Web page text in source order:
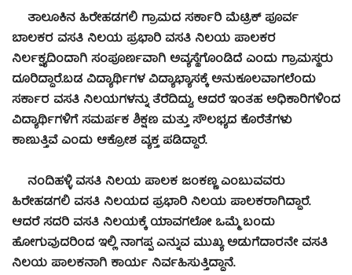
ತಾಲೂಕಿನ ಹಿರೇಹಡಗಲಿ ಗ್ರಾಮದ ಸರ್ಕಾರಿ ಮೆಟ್ರಿಕ್ ಪೂರ್ವ
ಬಾಲಕರ ವಸತಿ ನಿಲಯ ಪ್ರಭಾರಿ ವಸತಿ ನಿಲಯ ಪಾಲಕರ
ನಿರ್ಲಕ್ಷ್ಯದಿಂದಾಗಿ ಸಂಪೂರ್ಣವಾಗಿ ಅವ್ಯಸ್ಥೆಗೊಂಡಿದೆ ಎಂದು ಗ್ರಾಮಸ್ಥರು
ದೂರಿದ್ದಾರೆ.ಬಡ ವಿದ್ಯಾರ್ಥಿಗಳ ವಿದ್ಯಾಭ್ಯಾಸಕ್ಕೆ ಅನುಕೂಲವಾಗಲೆಂದು
ಸರ್ಕಾರ ವಸತಿ ನಿಲಯಗಳನ್ನು ತೆರೆದಿದ್ದು, ಆದರೆ ಇಂತಹ ಅಧಿಕಾರಿಗಳಿಂದ
ವಿದ್ಯಾರ್ಥಿಗಳಿಗೆ ಸಮರ್ಪಕ ಶಿಕ್ಷಣ ಮತ್ತು ಸೌಲಭ್ಯದ ಕೊರೆತೆಗಳು
ಕಾಣುತ್ತಿವೆ ಎಂದು ಆಕ್ರೋಶ ವ್ಯಕ್ತ ಪಡಿದ್ದಾರೆ.
ನಂದಿಹಳ್ಳಿ ವಸತಿ ನಿಲಯ ಪಾಲಕ ಜಂಕಣ್ಣ ಎಂಬುವವರು
ಹಿರೇಹಡಗಲಿ ವಸತಿ ನಿಲಯದ ಪ್ರಭಾರಿ ನಿಲಯ ಪಾಲಕರಾಗಿದ್ದಾರೆ.
ಆದರೆ ಸದರಿ ವಸತಿ ನಿಲಯಕ್ಕೆ ಯಾವಗಲೋ ಒಮ್ಮೆ ಬಂದು
ಹೋಗುವುದರಿಂದ ಇಲ್ಲಿ ನಾಗಪ್ಪ ಎನ್ನುವ ಮುಖ್ಯ ಅಡುಗೆದಾರನೇ ವಸತಿ
ನಿಲಯ ಪಾಲಕನಾಗಿ ಕಾರ್ಯ ನಿರ್ವಹಿಸುತ್ತಿದ್ದಾನೆ.